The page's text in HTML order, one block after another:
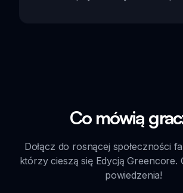
Co mówią
Dołącz do rosnącej społeczności
którzy cieszą się Edycją Greencore.
powiedzenia!